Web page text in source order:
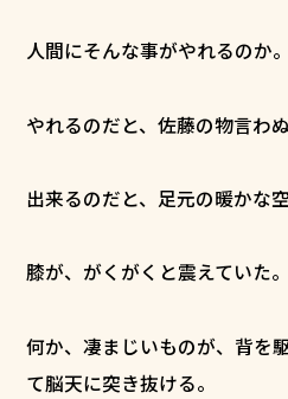
人間にそんな事がやれるのか。
やれるのだと、佐藤の物言わ
出来るのだと、足元の暖かな
膝が、がくがくと震えていた。
何か、凄まじいものが、背を
て脳天に突き抜ける。